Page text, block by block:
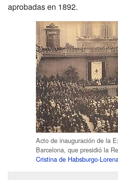
aprobadas en 1892.
Acto de inauguración de la
Barcelona, que presidió la
Cristina de Habsburgo-